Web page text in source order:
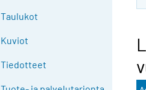
Taulukot
Kuviot
Tiedotteet